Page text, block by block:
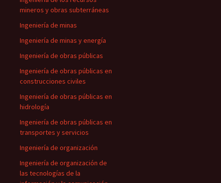
mineros y obras subterráneas
Ingeniería de minas
Ingeniería de minas y energía
Ingeniería de obras públicas
Ingeniería de obras públicas en
construcciones civiles
Ingeniería de obras públicas en
hidrología
Ingeniería de obras públicas en
transportes y servicios
Ingeniería de organización
Ingeniería de organización de
las tecnologías de la